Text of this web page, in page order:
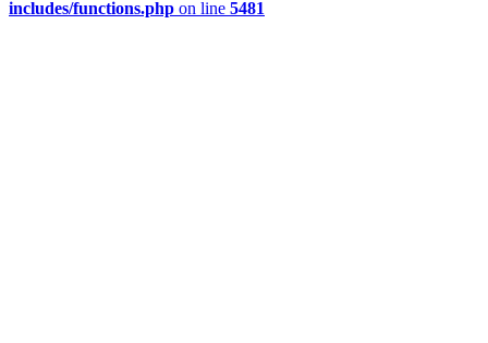
includes/functions.php on line 5481